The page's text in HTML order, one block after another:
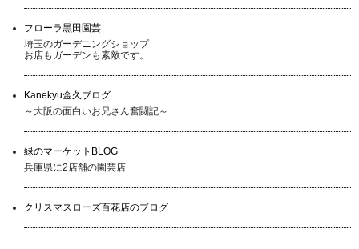
フローラ黒田園芸
埼玉のガーデニングショップ
お店もガーデンも素敵です。
Kanekyu金久ブログ
～大阪の面白いお兄さん奮闘記～
緑のマーケットBLOG
兵庫県に2店舗の園芸店
クリスマスローズ百花店のブログ